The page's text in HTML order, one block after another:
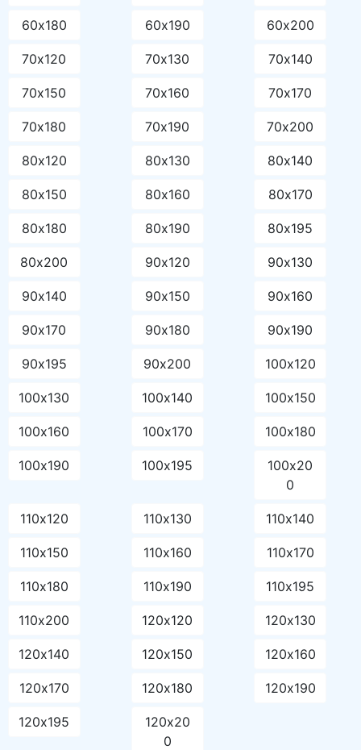
60х180 60х190 60х200
70х120 70х130 70х140
70х150 70х160 70х170
70х180 70х190 70х200
80х120 80х130 80х140
80х150 80х160 80х170
80х180 80х190 80х195
80х200 90х120 90х130
90х140 90х150 90х160
90х170 90х180 90х190
90х195 90х200 100х120
100х130 100х140 100х150
100х160 100х170 100х180
100х190 100х195
100х20
0
110х120 110х130 110х140
110х150 110х160 110х170
110х180 110х190 110х195
110х200 120х120 120х130
120х140 120х150 120х160
120х170 120х180 120х190
120х195
120х20
0